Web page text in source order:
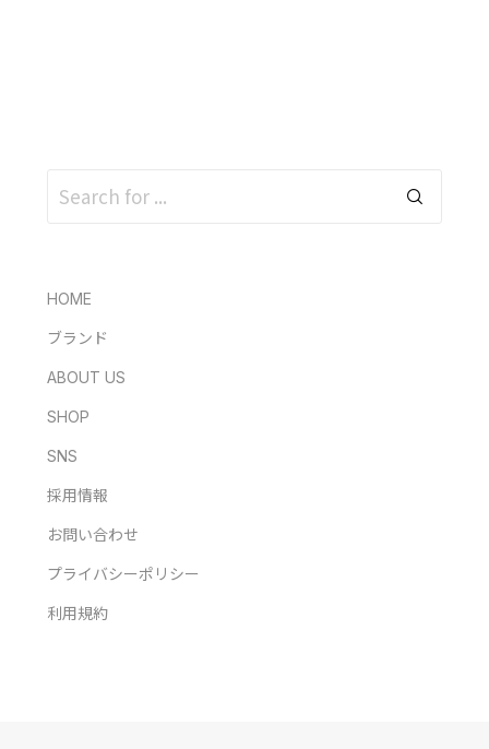
HOME
ブランド
ABOUT US
SHOP
SNS
採用情報
お問い合わせ
プライバシーポリシー
利用規約